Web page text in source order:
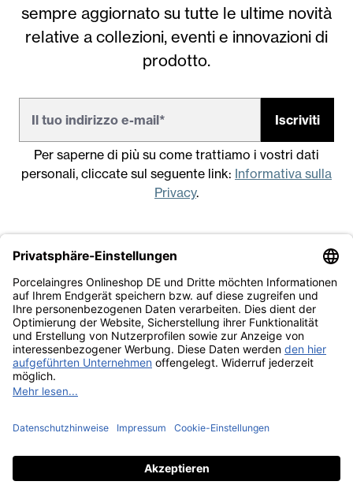
sempre aggiornato su tutte le ultime novità
relative a collezioni, eventi e innovazioni di
prodotto.
Iscriviti
Per saperne di più su come trattiamo i vostri dati
personali, cliccate sul seguente link: Informativa sulla
Privacy.
Note legali
Condizioni generali di vendita
Informativa sulla Privacy
Lavora con noi